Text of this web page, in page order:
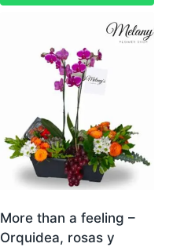
More than a feeling –
Orquidea, rosas y